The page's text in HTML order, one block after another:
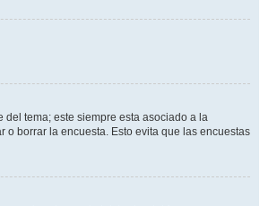
tema; este siempre esta asociado a la
borrar la encuesta. Esto evita que las encuestas